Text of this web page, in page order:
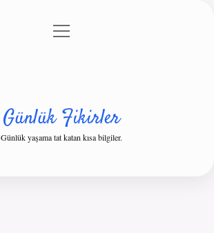
Gizlilik Politikası
menüyü
Günlük Fikirler
Günlük yaşama tat katan kısa bilgiler.